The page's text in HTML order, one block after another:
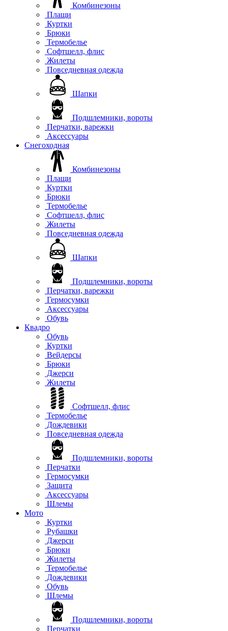
Комбинезоны
Плащи
Куртки
Брюки
Термобелье
Софтшелл, флис
Жилеты
Повседневная одежда
Шапки
Подшлемники, вороты
Перчатки, варежки
Аксессуары
Снегоходная
Комбинезоны
Плащи
Куртки
Брюки
Термобелье
Софтшелл, флис
Жилеты
Повседневная одежда
Шапки
Подшлемники, вороты
Перчатки, варежки
Гермосумки
Аксессуары
Обувь
Квадро
Обувь
Куртки
Вейдерсы
Брюки
Джерси
Жилеты
Софтшелл, флис
Термобелье
Дождевики
Повседневная одежда
Подшлемники, вороты
Перчатки
Гермосумки
Защита
Аксессуары
Шлемы
Мото
Куртки
Рубашки
Джерси
Брюки
Жилеты
Термобелье
Дождевики
Обувь
Шлемы
Подшлемники, вороты
Перчатки